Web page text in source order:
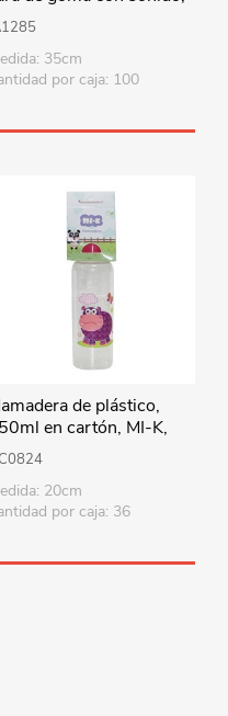
varios colores en
35cm
por caja: 100
de plástico,
en cartón, MI-K,
diseños
20cm
por caja: 36